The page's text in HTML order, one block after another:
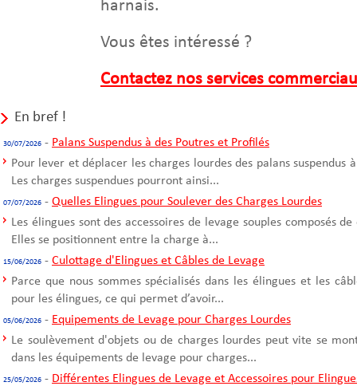
harnais.
Vous êtes intéressé ?
Contactez nos services
En bref !
30/07/2026 - Palans Suspendus à des Poutres et Profilés
Pour lever et déplacer les charges lourdes des palans suspendus
Les charges suspendues pourront ainsi...
07/07/2026 - Quelles Elingues pour Soulever des Charges Lourdes
Les élingues sont des accessoires de levage souples composés
Elles se positionnent entre la charge à...
15/06/2026 - Culottage d'Elingues et Câbles de Levage
Parce que nous sommes spécialisés dans les élingues et les
pour les élingues, ce qui permet d’avoir...
05/06/2026 - Equipements de Levage pour Charges Lourdes
Le soulèvement d'objets ou de charges lourdes peut vite se
dans les équipements de levage pour charges...
25/05/2026 - Différentes Elingues de Levage et Accessoires pour